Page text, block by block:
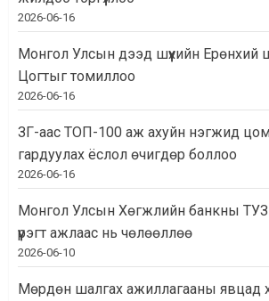
2026-06-16
Монгол Улсын дээд шүүхийн Ерөнхий
Цогтыг томиллоо
2026-06-16
ЗГ-аас ТОП-100 аж ахуйн нэгжид
гардуулах ёслол өчигдөр боллоо
2026-06-16
Монгол Улсын Хөгжлийн банкны ТУЗ-
үүрэгт ажлаас нь чөлөөллөө
2026-06-10
Мөрдөн шалгах ажиллагааны явцад